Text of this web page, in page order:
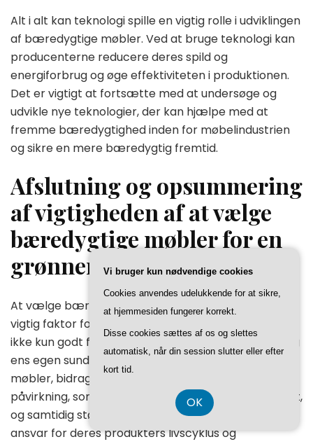
Alt i alt kan teknologi spille en vigtig rolle i udviklingen
af ​​bæredygtige møbler. Ved at bruge teknologi kan
producenterne reducere deres spild og
energiforbrug og øge effektiviteten i produktionen.
Det er vigtigt at fortsætte med at undersøge og
udvikle nye teknologier, der kan hjælpe med at
fremme bæredygtighed inden for møbelindustrien
og sikre en mere bæredygtig fremtid.
Afslutning og opsummering
af vigtigheden af at vælge
bæredygtige møbler for en
grønnere bolig.
At vælge bæredygtige møbler til ens bolig er en
vigtig faktor for en mere bæredygtig livsstil. Det er
ikke kun godt for miljøet, men også for samfundet og
ens egen sundhed. Ved at vælge bæredygtige
møbler, bidrager man til at reducere den negative
påvirkning, som møbelindustrien har på vores planet,
og samtidig støtter man producenter, der tager
ansvar for deres produkters livscyklus og
Vi bruger kun nødvendige cookies
Cookies anvendes udelukkende for at sikre,
at hjemmesiden fungerer korrekt.
Disse cookies sættes af os og slettes
automatisk, når din session slutter eller efter
kort tid.
OK